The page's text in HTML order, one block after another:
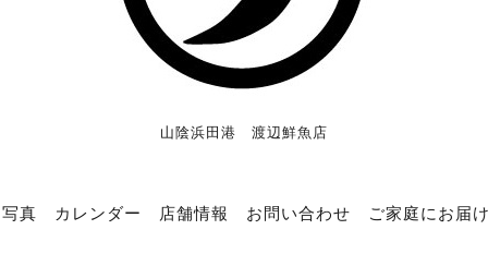
山陰浜田港 渡辺鮮魚店
写真 カレンダー 店舗情報 お問い合わせ ご家庭にお届け